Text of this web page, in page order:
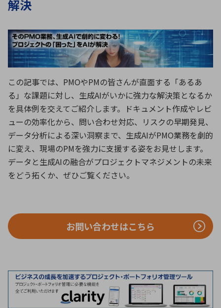
ロボティクス（AI）
データセンタ・クラウド
ミリ波レーダー
ブログ｜ここから始まる最新技術
品質管理・検査
接着・接合
製品製造・加工
レーダ・衛星通信
環境構築・開発システム
民生 医療
ICTソリューション 組立・ロボティクス
レーザー・光学部品 組込コンピュータ
特定用途向け・その他 サービス
A B C
D
E
F G
H
I
J K
L
M
N O
P
Q
R
T
U
V W
X
Y
Z
解決
この記事では、 PMOやPMの皆さんが直面する「あるあ
る」な課題に対し、生成AIがいかに強力な解決策となるか
を具体例を交えてご紹介します。ドキュメント作成やレビ
ューの効率化から、問い合わせ対応、リスクの早期発見、
データ分析による深い洞察まで、生成AIがPMO業務を劇的
に変え、現場のPMを強力に支援する姿をお見せします。
データと生成AIの融合がプロジェクトマネジメントの未来
をどう拓くか、ぜひご覧ください。
お問い合わせはこちら